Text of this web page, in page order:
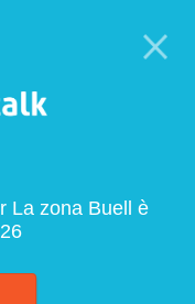
La zona Buell è